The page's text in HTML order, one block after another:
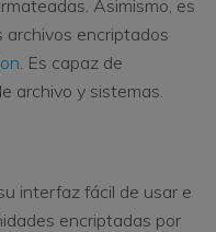
Asimismo, es
encriptados
. Es capaz de
archivo y sistemas.
interfaz fácil de usar e
encriptadas por